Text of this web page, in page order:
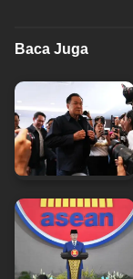
Baca Juga